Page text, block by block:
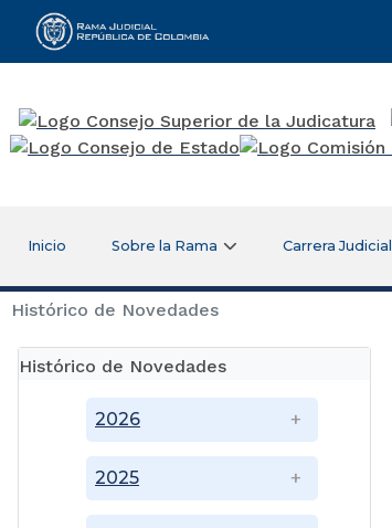
Rama Judicial
Inicio Sobre la Rama Carrera Judicial
Histórico de Novedades
Histórico de Novedades
2025
2026